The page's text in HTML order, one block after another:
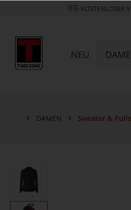
KOSTENLOSER
NEU
DAMEN Sweater &